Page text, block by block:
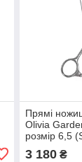
Прямі
Olivia
розмір 6,5
3 180₴